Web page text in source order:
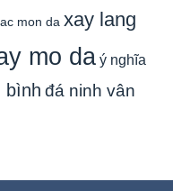
mon da xay lang
mo da ý nghĩa
bình đá ninh vân